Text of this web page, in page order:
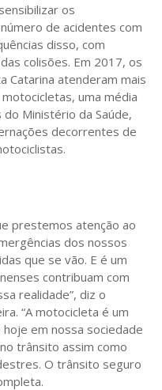
os
de acidentes com
disso, com
colisões. Em 2017, os
Catarina atenderam mais
uma média
Ministério da Saúde,
decorrentes de
prestemos atenção ao
dos nossos
que se vão. E é um
contribuam com
realidade”, diz o
“A motocicleta é um
em nossa sociedade
trânsito assim como
O trânsito seguro